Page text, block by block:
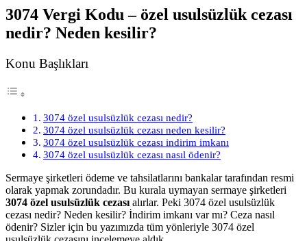
3074 Vergi Kodu – özel usulsüzlük cezası
nedir? Neden kesilir?
Konu Başlıkları
3074 özel usulsüzlük cezası nedir?
3074 özel usulsüzlük cezası neden kesilir?
3074 özel usulsüzlük cezası indirim imkanı
3074 özel usulsüzlük cezası nasıl ödenir?
Sermaye şirketleri ödeme ve tahsilatlarını bankalar tarafından resmi
olarak yapmak zorundadır. Bu kurala uymayan sermaye şirketleri
3074 özel usulsüzlük cezasıalırlar. Peki 3074 özel usulsüzlük
cezası nedir? Neden kesilir? İndirim imkanı var mı? Ceza nasıl
ödenir? Sizler için bu yazımızda tüm yönleriyle 3074 özel